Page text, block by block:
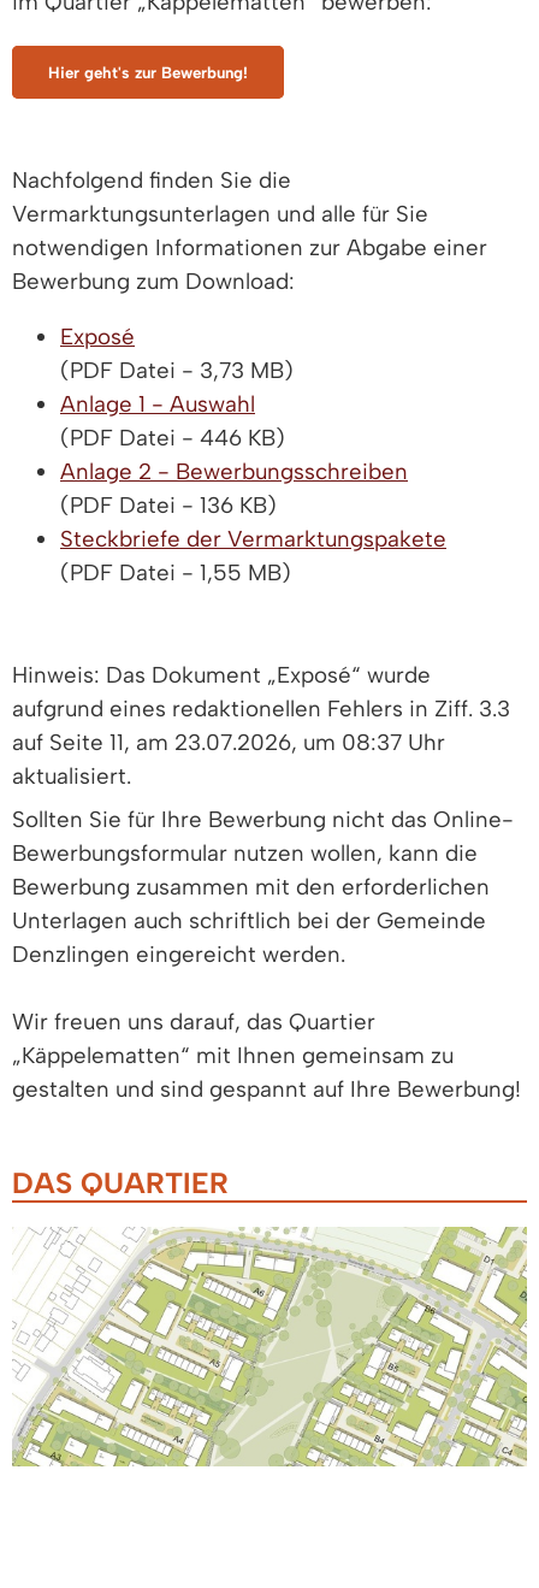
Hier geht's zur Bewerbung!
Nachfolgend finden Sie die
Vermarktungsunterlagen und alle für Sie
notwendigen Informationen zur Abgabe einer
Bewerbung zum Download:
Exposé
(PDF Datei - 3,73 MB)
Anlage 1 - Auswahl
(PDF Datei - 446 KB)
Anlage 2 - Bewerbungsschreiben
(PDF Datei - 136 KB)
Steckbriefe der Vermarktungspakete
(PDF Datei - 1,55 MB)
Hinweis: Das Dokument „Exposé“ wurde
aufgrund eines redaktionellen Fehlers in Ziff. 3.3
auf Seite 11, am 23.07.2026, um 08:37 Uhr
aktualisiert.
Sollten Sie für Ihre Bewerbung nicht das Online-
Bewerbungsformular nutzen wollen, kann die
Bewerbung zusammen mit den erforderlichen
Unterlagen auch schriftlich bei der Gemeinde
Denzlingen eingereicht werden.
Wir freuen uns darauf, das Quartier
„Käppelematten“ mit Ihnen gemeinsam zu
gestalten und sind gespannt auf Ihre Bewerbung!
DAS QUARTIER